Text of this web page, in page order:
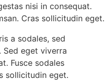
nisi in consequat.
Cras sollicitudin eget.
a sodales, sed
Sed eget viverra
Fusce sodales
sollicitudin eget.